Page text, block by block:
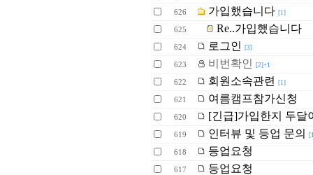
626 가입했습니다 [1]
625 Re..가입했습니다
624 로그인 [3]
623 비번확인 [2]+1
622 회원소속관련 [1]
621 여름캠프참가신청
620 [긴급]가입한지 두달
619 인터뷰 및 등업 문의
618 등업요청
617 등업요청